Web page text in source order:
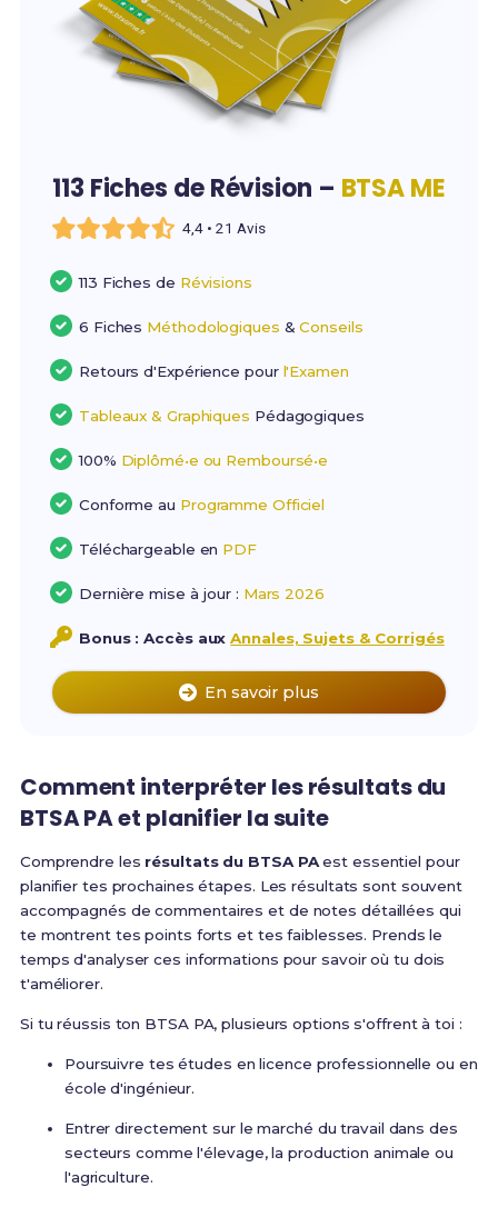
113 Fiches de Révision – BTSA ME
4,4 • 21 Avis
113 Fiches de Révisions
6 Fiches Méthodologiques &Conseils
Retours d'Expérience pour l'Examen
Tableaux & Graphiques Pédagogiques
100% Diplômé•e ou Remboursé•e
Conforme au Programme Officiel
Téléchargeable en PDF
Dernière mise à jour : Mars 2026
Bonus : Accès auxAnnales, Sujets & Corrigés
En savoir plus
Comment interpréter les résultats du
BTSA PA et planifier la suite
Comprendre les résultats du BTSA PAest essentiel pour
planifier tes prochaines étapes. Les résultats sont souvent
accompagnés de commentaires et de notes détaillées qui
te montrent tes points forts et tes faiblesses. Prends le
temps d'analyser ces informations pour savoir où tu dois
t'améliorer.
Si tu réussis ton BTSA PA, plusieurs options s'offrent à toi :
Poursuivre tes études en licence professionnelle ou en
école d'ingénieur.
Entrer directement sur le marché du travail dans des
secteurs comme l'élevage, la production animale ou
l'agriculture.